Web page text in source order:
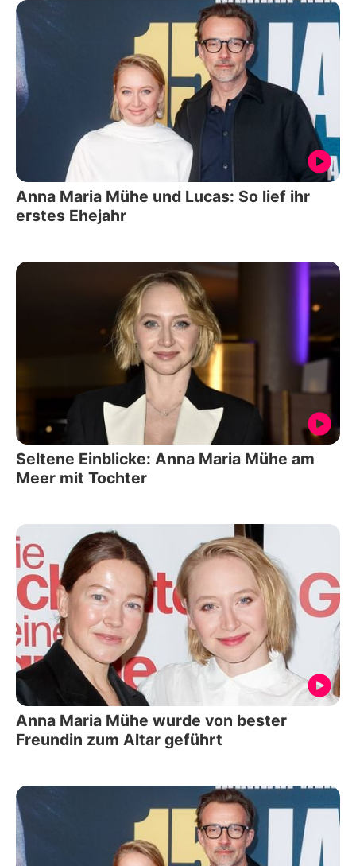
Anna Maria Mühe und Lucas: So lief ihr
erstes Ehejahr
Seltene Einblicke: Anna Maria Mühe am
Meer mit Tochter
Anna Maria Mühe wurde von bester
Freundin zum Altar geführt